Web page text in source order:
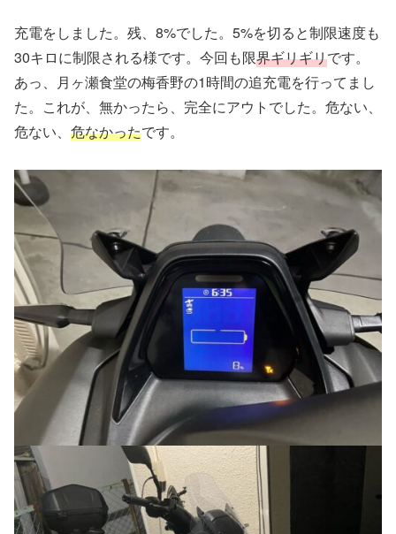
充電をしました。残、8%でした。5%を切ると制限速度も
30キロに制限される様です。今回も限界ギリギリです。
あっ、月ヶ瀬食堂の梅香野の1時間の追充電を行ってまし
た。これが、無かったら、完全にアウトでした。危ない、
危ない、 危なかったです。